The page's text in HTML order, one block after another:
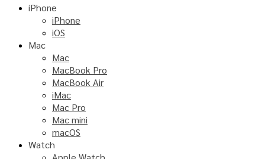
iPhone
iPhone
iOS
Mac
Mac
MacBook Pro
MacBook Air
iMac
Mac Pro
Mac mini
macOS
Watch